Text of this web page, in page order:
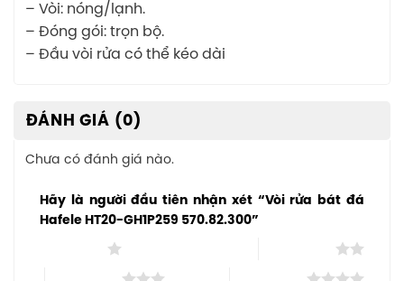
– Vòi: nóng/lạnh.
– Đóng gói: trọn bộ.
– Đầu vòi rửa có thể kéo dài
ĐÁNH GIÁ (0)
Chưa có đánh giá nào.
Hãy là người đầu tiên nhận xét “Vòi rửa bát đá
Hafele HT20-GH1P259 570.82.300”